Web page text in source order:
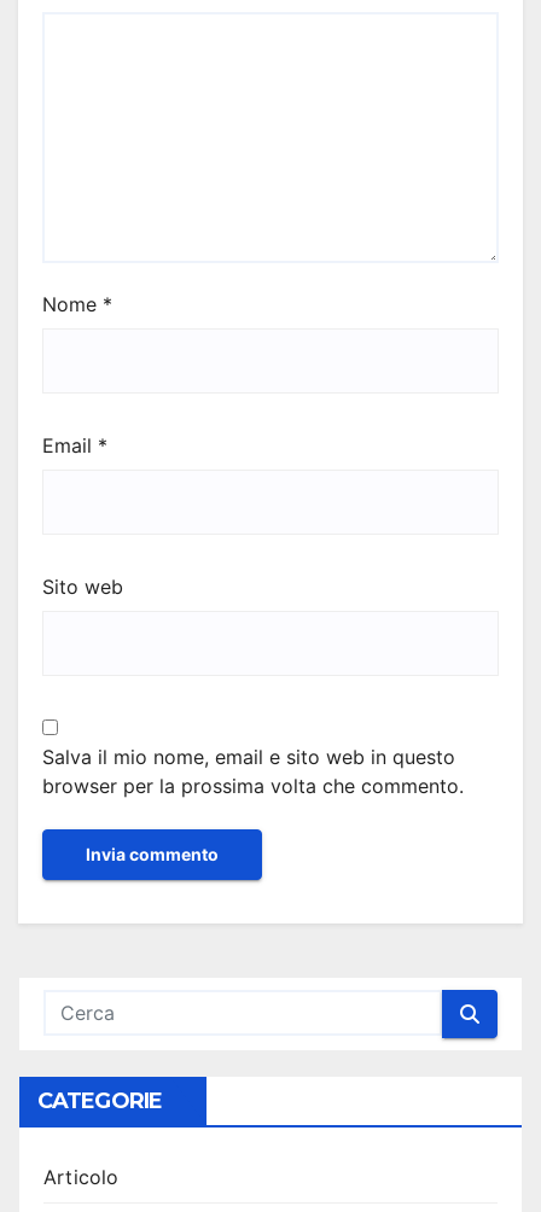
Nome *
Email *
Sito web
Salva il mio nome, email e sito web in questo
browser per la prossima volta che commento.
CATEGORIE
Articolo